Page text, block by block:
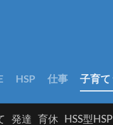
HSP 仕事 子育て
発達 育休 HSS型HSP